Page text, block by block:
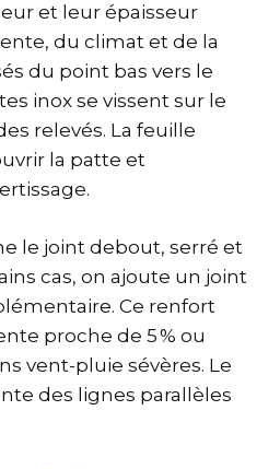
et leur épaisseur
du climat et de la
du point bas vers le
inox se vissent sur le
relevés. La feuille
la patte et
le joint debout, serré et
cas, on ajoute un joint
Ce renfort
proche de 5 % ou
vent-pluie sévères. Le
des lignes parallèles